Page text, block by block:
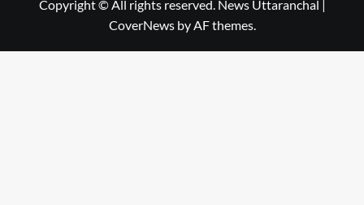
Copyright © All rights reserved. News Uttaranchal |
CoverNewsby AF themes.